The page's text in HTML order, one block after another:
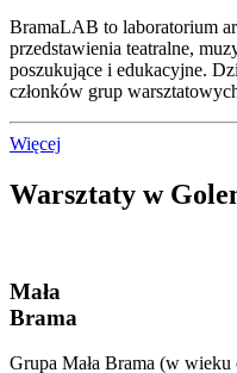
BramaLAB to laboratorium
przedstawienia teatralne,
poszukujące i edukacyjne.
członków grup
Więcej
Warsztaty w
Mała
Brama
Grupa Mała Brama (w